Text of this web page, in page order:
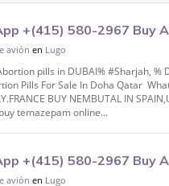
+(415) 580-2967 Buy
Dhabi, @RUSSIAN,
avión en Lugo
pills in DUBAI% #Sharjah, %
Pills For Sale In Doha Qatar
BUY NEMBUTAL IN
temazepam online...
+(415) 580-2967 Buy
avión en Lugo